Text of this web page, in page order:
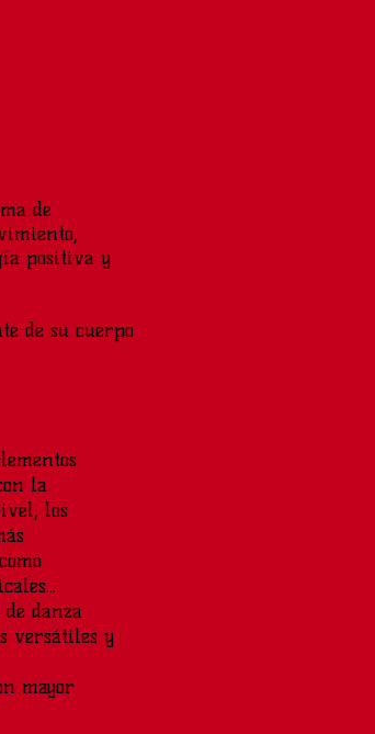
de
positiva y
de su cuerpo
la
los
danza
versátiles y
mayor